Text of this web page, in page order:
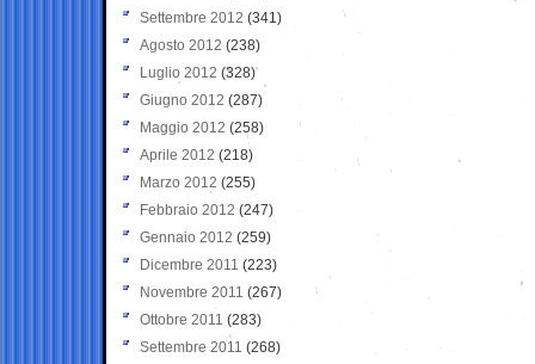
Settembre 2012 (341)
Agosto 2012 (238)
Luglio 2012 (328)
Giugno 2012 (287)
Maggio 2012 (258)
Aprile 2012 (218)
Marzo 2012 (255)
Febbraio 2012 (247)
Gennaio 2012 (259)
Dicembre 2011 (223)
Novembre 2011 (267)
Ottobre 2011 (283)
Settembre 2011 (268)